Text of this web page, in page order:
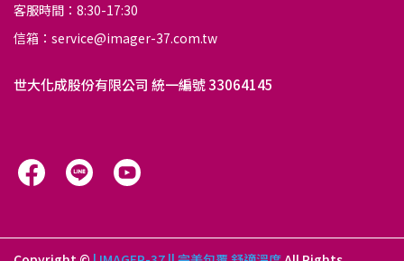
客服時間：8:30-17:30
信箱：service@imager-37.com.tw
世大化成股份有限公司 統一編號 33064145